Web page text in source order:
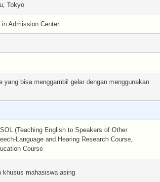
Tokyo
Admission Center
yang bisa menggambil gelar dengan menggunakan
(Teaching English to Speakers of Other
Language and Hearing Research Course,
Course
khusus mahasiswa asing